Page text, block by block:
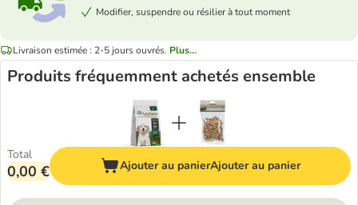
Modifier, suspendre ou résilier à tout moment
Livraison estimée : 2-5 jours ouvrés. Plus...
Produits fréquemment achetés ensemble
Total
0,00 € Ajouter au panierAjouter au panier